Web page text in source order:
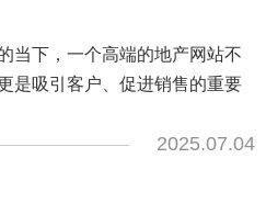
当下，一个高端的地产网站不
是吸引客户、促进销售的重要
2025.07.04